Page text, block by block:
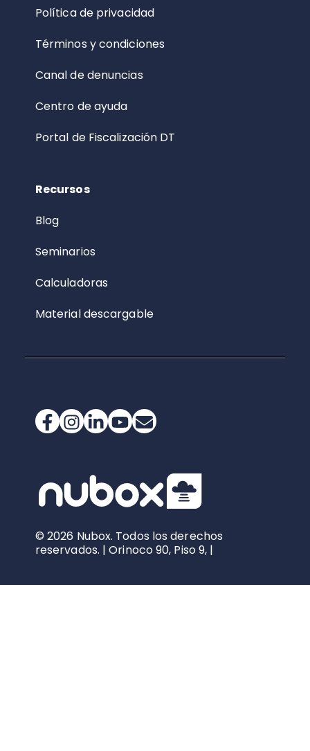
Política de privacidad
Términos y condiciones
Canal de denuncias
Centro de ayuda
Portal de Fiscalización DT
Recursos
Blog
Seminarios
Calculadoras
Material descargable
© 2026 Nubox. Todos los derechos
reservados. | Orinoco 90, Piso 9, |